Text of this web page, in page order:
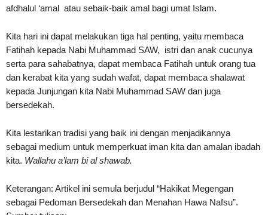
afdhalul ‘amal atau sebaik-baik amal bagi umat Islam.
Kita hari ini dapat melakukan tiga hal penting, yaitu membaca
Fatihah kepada Nabi Muhammad SAW, istri dan anak cucunya
serta para sahabatnya, dapat membaca Fatihah untuk orang tua
dan kerabat kita yang sudah wafat, dapat membaca shalawat
kepada Junjungan kita Nabi Muhammad SAW dan juga
bersedekah.
Kita lestarikan tradisi yang baik ini dengan menjadikannya
sebagai medium untuk memperkuat iman kita dan amalan ibadah
kita. Wallahu a’lam bi al shawab.
Keterangan: Artikel ini semula berjudul “Hakikat Megengan
sebagai Pedoman Bersedekah dan Menahan Hawa Nafsu”.